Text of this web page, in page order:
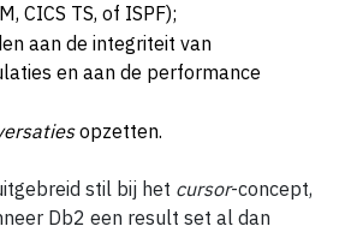
CICS TS, of ISPF);
aan de integriteit van
en aan de performance
opzetten.
stil bij het cursor-concept,
Db2 een result set al dan